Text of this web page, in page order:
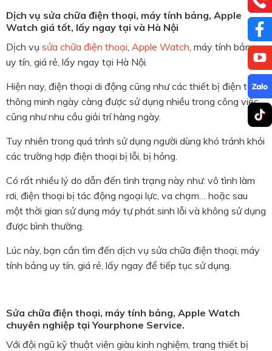
Dịch vụ sửa chữa điện thoại, máy tính bảng, Apple
Watch giá tốt, lấy ngay tại và Hà Nội
Dịch vụ sửa chữa điện thoại, Apple Watch, máy tính bảng
uy tín, giá rẻ, lấy ngay tại Hà Nội.
Hiện nay, điện thoại di động cũng như các thiết bị điện tử
thông minh ngày càng được sử dụng nhiều trong công việc
cũng như nhu cầu giải trí hàng ngày.
Tuy nhiên trong quá trình sử dụng người dùng khó tránh khỏi
các trường hợp điện thoại bị lỗi, bị hỏng.
Có rất nhiều lý do dẫn đến tình trạng này như: vô tình làm
rơi, điện thoại bị tác động ngoại lực, va chạm… hoặc sau
một thời gian sử dụng máy tự phát sinh lỗi và không sử dụng
được bình thường.
Lúc này, bạn cần tìm đến dịch vụ sửa chữa điện thoại, máy
tính bảng uy tín, giá rẻ, lấy ngay để tiếp tục sử dụng.
Sửa chữa điện thoại, máy tính bảng, Apple Watch
chuyên nghiệp tại Yourphone Service.
Với đội ngũ kỹ thuật viên giàu kinh nghiệm, trang thiết bị